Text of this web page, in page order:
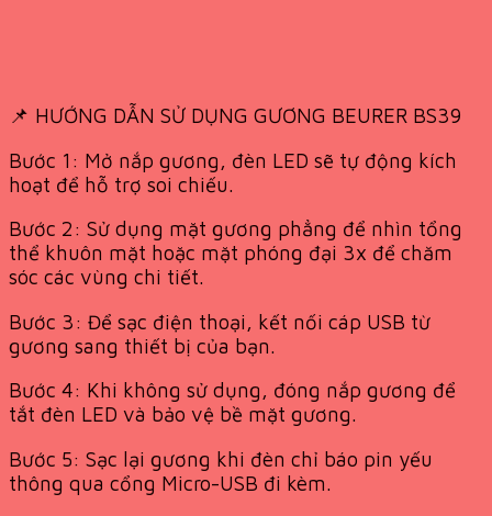
📌 HƯỚNG DẪN SỬ DỤNG GƯƠNG BEURER BS39
Bước 1: Mở nắp gương, đèn LED sẽ tự động kích
hoạt để hỗ trợ soi chiếu.
Bước 2: Sử dụng mặt gương phẳng để nhìn tổng
thể khuôn mặt hoặc mặt phóng đại 3x để chăm
sóc các vùng chi tiết.
Bước 3: Để sạc điện thoại, kết nối cáp USB từ
gương sang thiết bị của bạn.
Bước 4: Khi không sử dụng, đóng nắp gương để
tắt đèn LED và bảo vệ bề mặt gương.
Bước 5: Sạc lại gương khi đèn chỉ báo pin yếu
thông qua cổng Micro-USB đi kèm.